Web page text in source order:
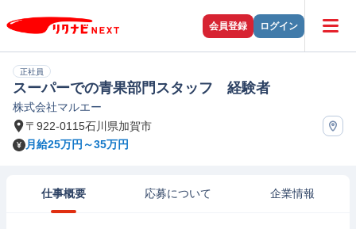
会員登録 ログイン
正社員
スーパーでの青果部門スタッフ 経験者
株式会社マルエー
〒922-0115石川県加賀市
月給25万円～35万円
仕事概要 応募について 企業情報